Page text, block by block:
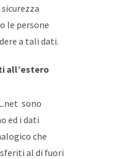
le persone
a tali dati.
all’estero
sono
ed i dati
che
al di fuori